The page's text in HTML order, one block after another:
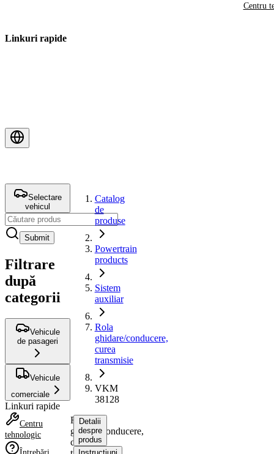
Centru
Linkuri rapide
Selectare
vehicul
Submit
Filtrare
după
categorii
Vehicule
de pasageri
Vehicule
comerciale
Linkuri rapide
Centru
tehnologic
Catalog
de
produse
Powertrain
products
Sistem
auxiliar
Rola
ghidare/conducere,
curea
transmisie
VKM
38128
Rola
ghidare/conducere,
curea
Detalii
despre
produs